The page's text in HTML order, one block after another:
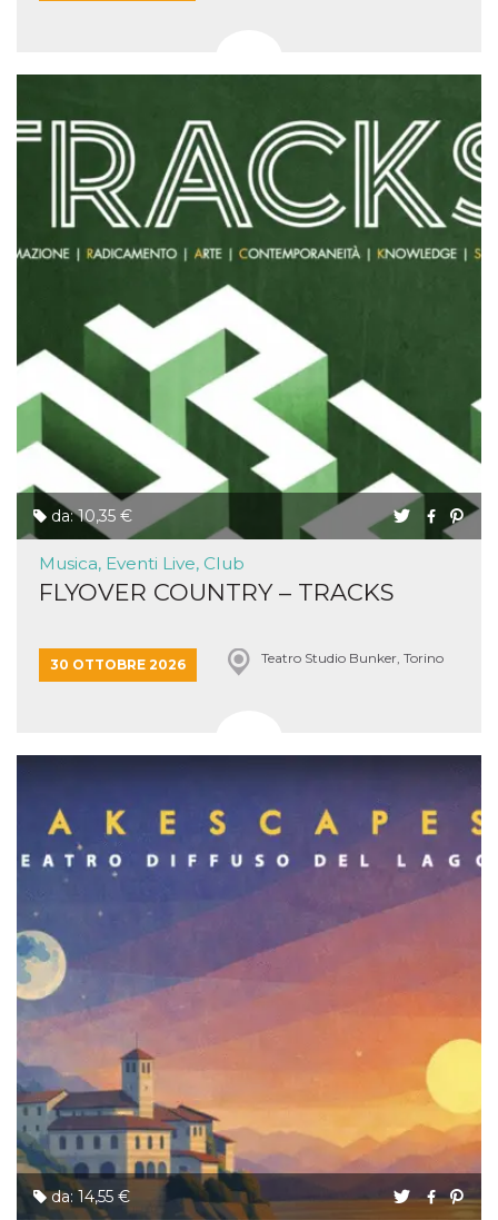
da: 10,35 €
Musica, Eventi Live, Club
FLYOVER COUNTRY – TRACKS
30 OTTOBRE 2026 Teatro Studio Bunker, Torino
da: 14,55 €